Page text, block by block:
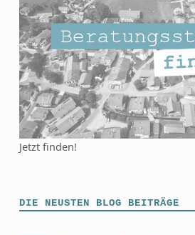
Jetzt finden!
DIE NEUSTEN BLOG BEITRÄGE